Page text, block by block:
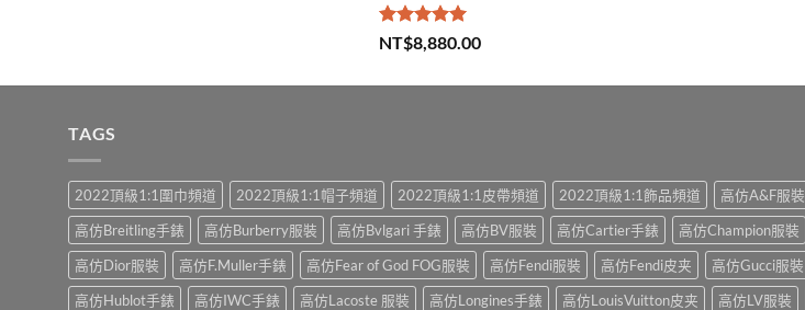
評分 5.00
滿分 5
NT$8,880.00
TAGS
2022頂級1:1圍巾頻道 2022頂級1:1帽子頻道 2022頂級1:1皮帶頻道 2022頂級1:1飾品頻道 高仿A&F服裝
高仿Breitling手錶
高仿Burberry服裝 高仿Bvlgari 手錶 高仿BV服裝 高仿Cartier手錶 高仿Champion服裝
高仿Dior服裝
高仿F.Muller手錶 高仿Fear of God FOG服裝 高仿Fendi服裝 高仿Fendi皮夹 高仿Gucci服裝
高仿Hublot手錶
高仿IWC手錶 高仿Lacoste 服裝 高仿Longines手錶 高仿LouisVuitton皮夹 高仿LV服裝